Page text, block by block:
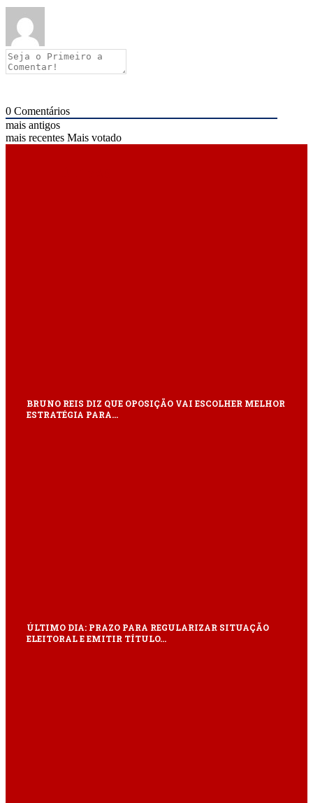
0 Comentários
mais antigos
mais recentes Mais votado
BRUNO REIS DIZ QUE OPOSIÇÃO VAI ESCOLHER MELHOR
ESTRATÉGIA PARA…
ÚLTIMO DIA: PRAZO PARA REGULARIZAR SITUAÇÃO
ELEITORAL E EMITIR TÍTULO…